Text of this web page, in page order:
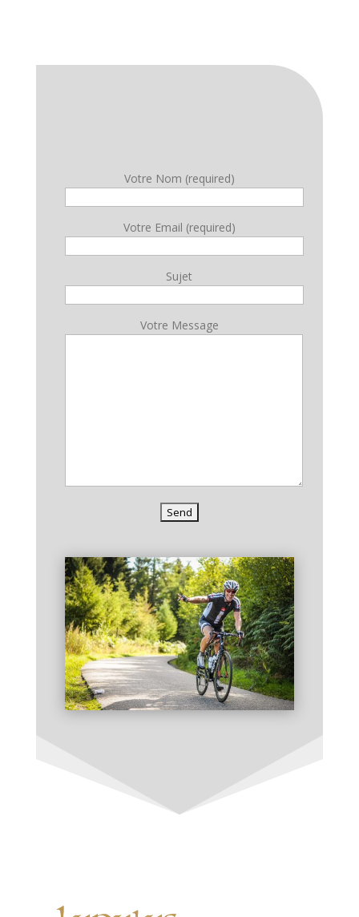
Votre Nom (required)
Votre Email (required)
Sujet
Votre Message